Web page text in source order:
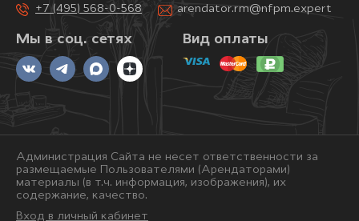
Мы в соц. сетях
+7 (495) 568-0-568 arendator.rm@nfpm.expert
Вид оплаты
Администрация Сайта не несет ответственности за
размещаемые Пользователями (Арендаторами)
материалы (в т.ч. информация, изображения), их
содержание, качество.
Вход в личный кабинет